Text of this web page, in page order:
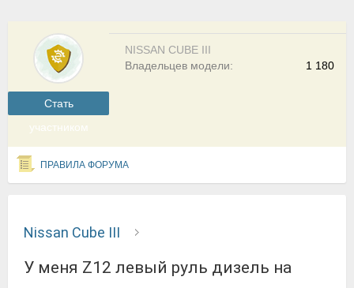
Cтать
участником
NISSAN CUBE III
1 180
Владельцев модели:
ПРАВИЛА ФОРУМА
Nissan Cube III
У меня Z12 левый руль дизель на